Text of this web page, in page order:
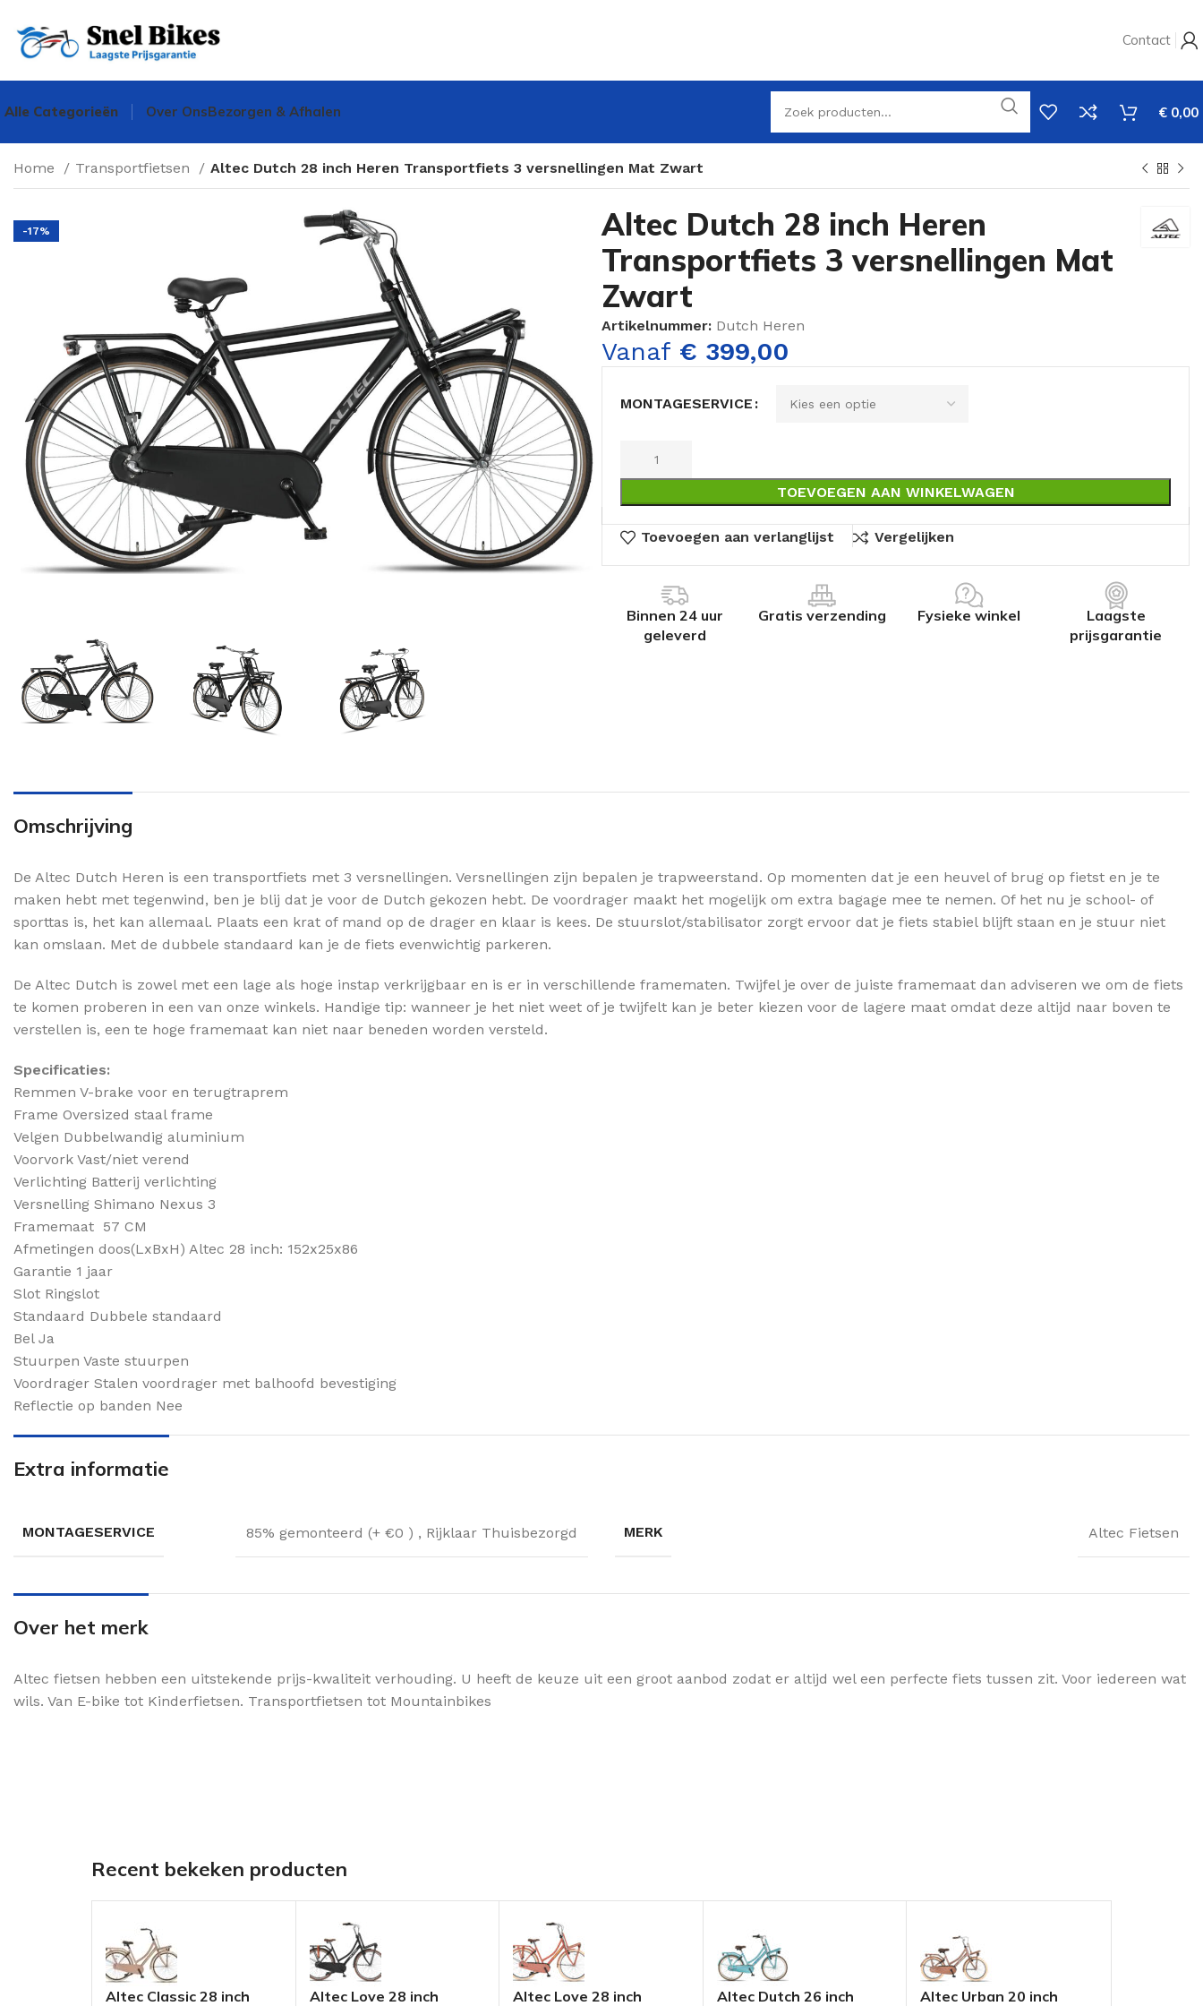
Contact
Alle Categorieën Over OnsBezorgen & Afhalen € 0,00
Home Transportfietsen Altec Dutch 28 inch Heren Transportfiets 3 versnellingen Mat Zwart
-17%
Altec Dutch 28 inch Heren
Transportfiets 3 versnellingen Mat
Zwart
Artikelnummer: Dutch Heren
Vanaf € 399,00
MONTAGESERVICE
TOEVOEGEN AAN WINKELWAGEN
Toevoegen aan verlanglijst Vergelijken
Binnen 24 uur
geleverd
Gratis verzending Fysieke winkel
Laagste
prijsgarantie
Omschrijving
De Altec Dutch Heren is een transportfiets met 3 versnellingen. Versnellingen zijn bepalen je trapweerstand. Op momenten dat je een heuvel of brug op fietst en je te
maken hebt met tegenwind, ben je blij dat je voor de Dutch gekozen hebt. De voordrager maakt het mogelijk om extra bagage mee te nemen. Of het nu je school- of
sporttas is, het kan allemaal. Plaats een krat of mand op de drager en klaar is kees. De stuurslot/stabilisator zorgt ervoor dat je fiets stabiel blijft staan en je stuur niet
kan omslaan. Met de dubbele standaard kan je de fiets evenwichtig parkeren.
De Altec Dutch is zowel met een lage als hoge instap verkrijgbaar en is er in verschillende framematen. Twijfel je over de juiste framemaat dan adviseren we om de fiets
te komen proberen in een van onze winkels. Handige tip: wanneer je het niet weet of je twijfelt kan je beter kiezen voor de lagere maat omdat deze altijd naar boven te
verstellen is, een te hoge framemaat kan niet naar beneden worden versteld.
Specificaties:
Remmen V-brake voor en terugtraprem
Frame Oversized staal frame
Velgen Dubbelwandig aluminium
Voorvork Vast/niet verend
Verlichting Batterij verlichting
Versnelling Shimano Nexus 3
Framemaat 57 CM
Afmetingen doos(LxBxH) Altec 28 inch: 152x25x86
Garantie 1 jaar
Slot Ringslot
Standaard Dubbele standaard
Bel Ja
Stuurpen Vaste stuurpen
Voordrager Stalen voordrager met balhoofd bevestiging
Reflectie op banden Nee
Extra informatie
MONTAGESERVICE 85% gemonteerd (+ €0 ) , Rijklaar Thuisbezorgd MERK Altec Fietsen
Over het merk
Altec fietsen hebben een uitstekende prijs-kwaliteit verhouding. U heeft de keuze uit een groot aanbod zodat er altijd wel een perfecte fiets tussen zit. Voor iedereen wat
wils. Van E-bike tot Kinderfietsen. Transportfietsen tot Mountainbikes
Recent bekeken producten
Altec Classic 28 inch
Altec Love 28 inch
Altec Love 28 inch
Altec Dutch 26 inch
Altec Urban 20 inch